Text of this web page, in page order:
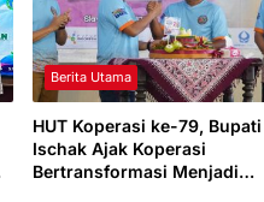
Berita Utama
HUT Koperasi ke-79, Bupati
Ischak Ajak Koperasi
Bertransformasi Menjadi